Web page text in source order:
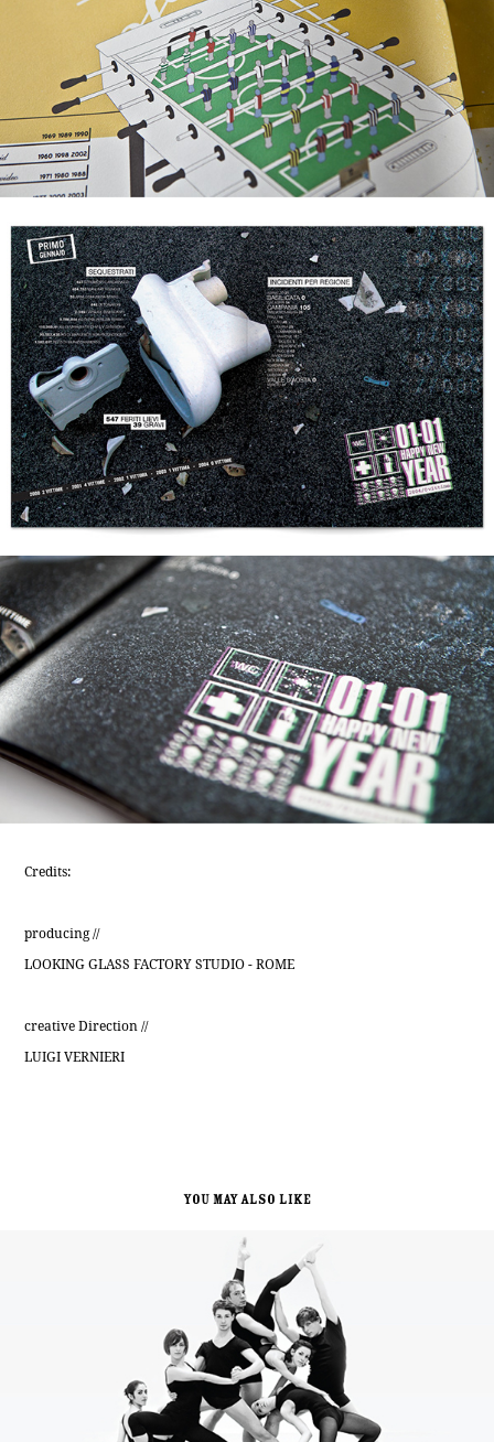
Credits:
producing //
LOOKING GLASS FACTORY STUDIO - ROME
creative Direction //
LUIGI VERNIERI
You may also like
Balletto di Latina // Brand Identity + Adv